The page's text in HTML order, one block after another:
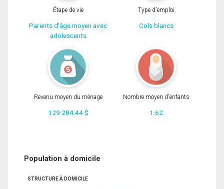
Étape de vie
Parents d'âge moyen avec
adolescents
Type d'emploi
Cols blancs
Revenu moyen du ménage
129 284.44 $
Nombre moyen d'enfants
1.62
Population à domicile
STRUCTURE À DOMICILE